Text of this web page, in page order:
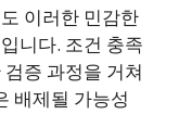
이러한 민감한
니다. 조건 충족
증 과정을 거쳐
배제될 가능성